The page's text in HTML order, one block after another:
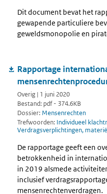
Dit document bevat het
gewapende particuliere
geweldsmonopolie en
Rapportage
Overig | 1 juni 2020
Bestand: pdf - 374.6KB
Dossier: Mensenrechten
Trefwoorden: Individueel
Verdragsverplichtingen,
De rapportage geeft een
betrokkenheid in
in 2019 alsmede
inclusief
mensenrechtenverdragen.